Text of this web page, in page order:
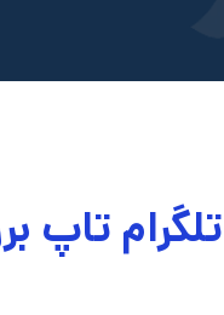
تاپ